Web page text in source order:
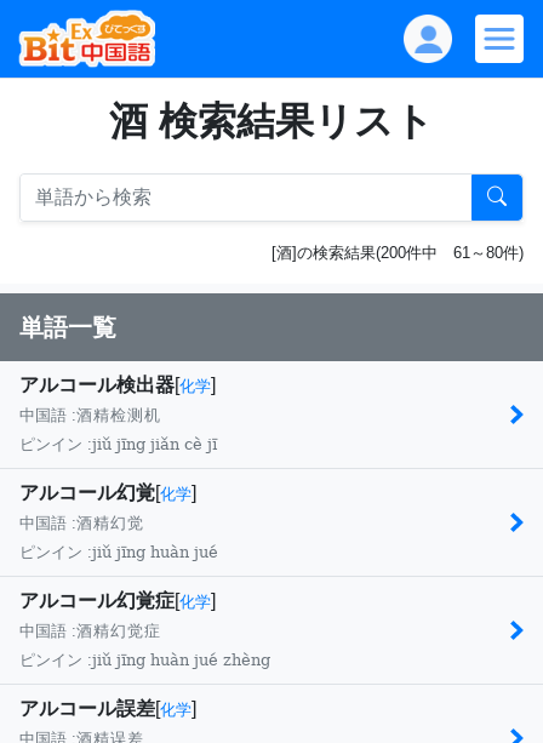
酒 検索結果リスト
[酒]の検索結果(200件中 61～80件)
単語一覧
アルコール検出器[化学]
中国語 :酒精检测机
ピンイン :jiǔ jīng jiǎn cè jī
アルコール幻覚[化学]
中国語 :酒精幻觉
ピンイン :jiǔ jīng huàn jué
アルコール幻覚症[化学]
中国語 :酒精幻觉症
ピンイン :jiǔ jīng huàn jué zhèng
アルコール誤差[化学]
中国語 :酒精误差